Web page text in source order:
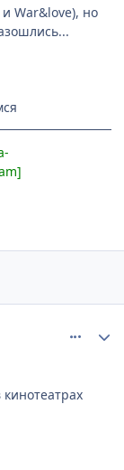
War&love), но